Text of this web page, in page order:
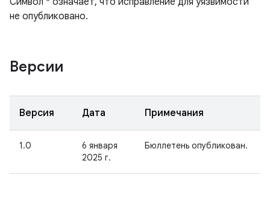
не опубликовано.
Версии
Версия Дата Примечания
1.0
6 января
2025 г.
Бюллетень опубликован.